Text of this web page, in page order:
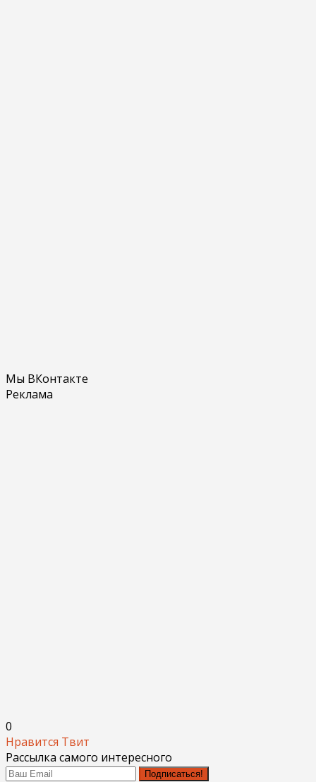
Мы ВКонтакте
Реклама
0
Нравится Твит
Рассылка самого интересного
Подписаться!